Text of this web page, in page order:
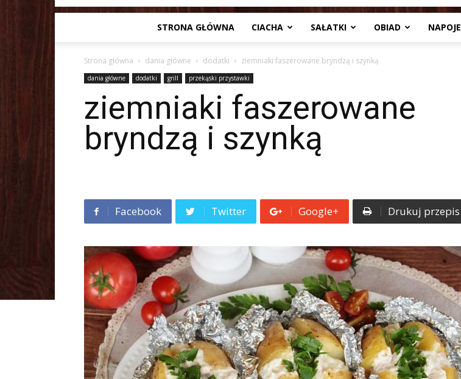
Jedzenia
.pl
STRONA GŁÓWNA CIACHA SAŁATKI OBIAD NAPOJE
Strona główna dania główne dodatki ziemniaki faszerowane bryndzą i szynką
dania główne dodatki grill przekąski przystawki
ziemniaki faszerowane
bryndzą i szynką
Facebook Twitter Google+ Drukuj przepis